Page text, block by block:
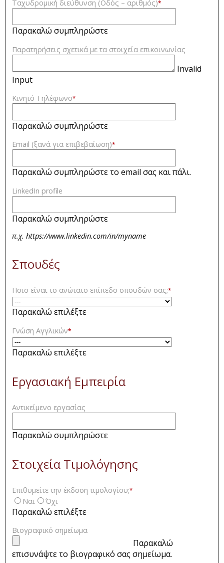
Ταχυδρομική διεύθυνση (Οδός – αριθμός)*
Παρακαλώ συμπληρώστε
Παρατηρήσεις σχετικά με τα στοιχεία επικοινωνίας
Invalid
Input
Κινητό Τηλέφωνο*
Παρακαλώ συμπληρώστε
Email (ξανά για επιβεβαίωση)*
Παρακαλώ συμπληρώστε το email σας και πάλι.
LinkedIn profile
Παρακαλώ συμπληρώστε
π.χ. https://www.linkedin.com/in/myname
Σπουδές
Ποιο είναι το ανώτατο επίπεδο σπουδών σας;*
Παρακαλώ επιλέξτε
Γνώση Αγγλικών*
Παρακαλώ επιλέξτε
Εργασιακή Εμπειρία
Αντικείμενο εργασίας
Παρακαλώ συμπληρώστε
Στοιχεία Τιμολόγησης
Επιθυμείτε την έκδοση τιμολογίου;*
Ναι Όχι
Παρακαλώ επιλέξτε
Βιογραφικό σημείωμα
Παρακαλώ
επισυνάψτε το βιογραφικό σας σημείωμα.